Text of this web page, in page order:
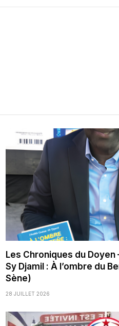
Les Chroniques du Doyen
Sy Djamil : À l’ombre du
Sène)
28 JUILLET 2026